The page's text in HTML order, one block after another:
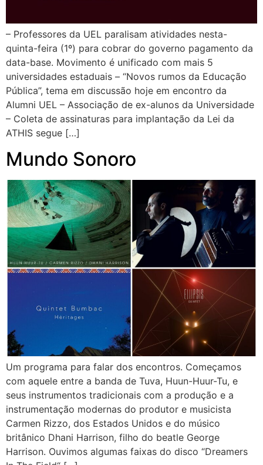
– Professores da UEL paralisam atividades nesta-
quinta-feira (1º) para cobrar do governo pagamento da
data-base. Movimento é unificado com mais 5
universidades estaduais – “Novos rumos da Educação
Pública”, tema em discussão hoje em encontro da
Alumni UEL – Associação de ex-alunos da Universidade
– Coleta de assinaturas para implantação da Lei da
ATHIS segue […]
Mundo Sonoro
Um programa para falar dos encontros. Começamos
com aquele entre a banda de Tuva, Huun-Huur-Tu, e
seus instrumentos tradicionais com a produção e a
instrumentação modernas do produtor e musicista
Carmen Rizzo, dos Estados Unidos e do músico
britânico Dhani Harrison, filho do beatle George
Harrison. Ouvimos algumas faixas do disco “Dreamers